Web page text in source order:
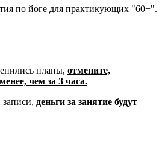
по йоге для практикующих "60+".
планы, отмените,
чем за 3 часа.
деньги за занятие будут